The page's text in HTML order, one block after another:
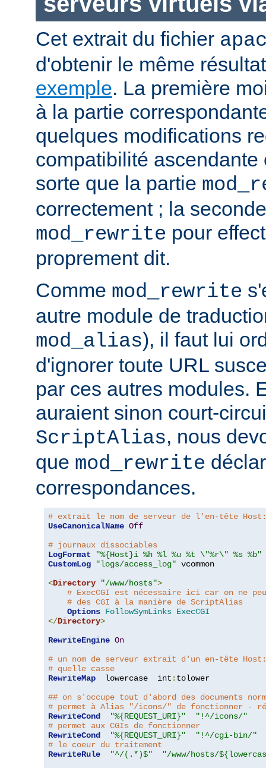
Cet extrait du fichier
d'obtenir le même
exemple. La première
à la partie
quelques modifications
compatibilité ascendante
sorte que la partie
correctement ; la
mod_rewrite pour
proprement dit.
Comme mod_rewrite
autre module de
mod_alias), il faut lui
d'ignorer toute URL
par ces autres modules.
auraient sinon court-
ScriptAlias, nous
que mod_rewrite
correspondances.
# extrait le nom de serveur de l'en-tête Host:
UseCanonicalName Off
# journaux dissociables
LogFormat
"%{Host}i %h %l %u %t \"%r\" %s %b"
CustomLog
"logs/access_log" vcommon
<Directory "/www/hosts">
# ExecCGI est nécessaire ici car on ne
# des CGI à la manière de ScriptAlias
Options FollowSymLinks ExecCGI
</Directory>
RewriteEngine On
# un nom de serveur extrait d'un en-tête
# quelle casse
RewriteMap
  lowercase  int
: tolower
## on s'occupe tout d'abord des documents
# permet à Alias "/icons/" de fonctionner -
RewriteCond
"%{REQUEST_URI}"
"!^/icons/"
# permet aux CGIs de fonctionner
RewriteCond
"%{REQUEST_URI}"
"!^/cgi-bin/"
# le coeur du traitement
RewriteRule
"^/(.*)$"
"/www/hosts/